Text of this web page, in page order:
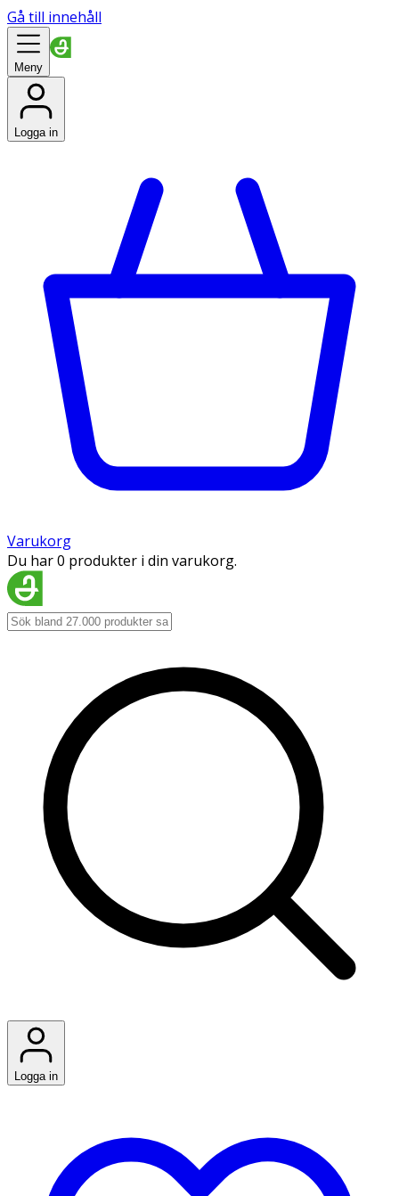
Gå till innehåll
Meny
Logga in
Varukorg
Du har 0 produkter i din varukorg.
Logga in